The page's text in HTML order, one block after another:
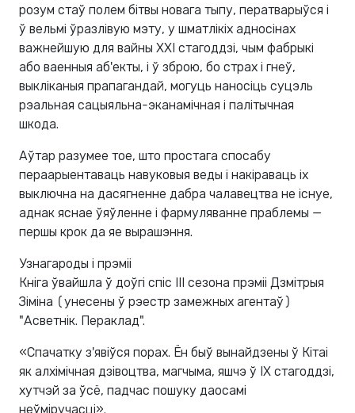
розум стаў полем бітвы новага тыпу, ператварыўся і
ў вельмі ўразлівую мэту, у шматлікіх адносінах
важнейшую для вайны XXI стагоддзі, чым фабрыкі
або ваенныя аб'екты, і ў зброю, бо страх і гнеў,
выкліканыя прапагандай, могуць наносіць суцэль
рэальная сацыяльна-эканамічная і палітычная
шкода.
Аўтар разумее тое, што простага спосабу
пераарыентаваць навуковыя веды і накіраваць іх
выключна на дасягненне дабра чалавецтва не існуе,
аднак яснае ўяўленне і фармуляванне праблемы —
першы крок да яе вырашэння.
Узнагароды і прэміі
Кніга ўвайшла ў доўгі спіс III сезона прэміі Дзмітрыя
Зіміна (унесены ў рэестр замежных агентаў)
"Асветнік. Пераклад".
«Спачатку з'явіўся порах. Ён быў вынайдзены ў Кітаі
як алхімічная дзівоцтва, магчыма, яшчэ ў IX стагоддзі,
хутчэй за ўсё, падчас пошуку даосамі
неўміручасці».